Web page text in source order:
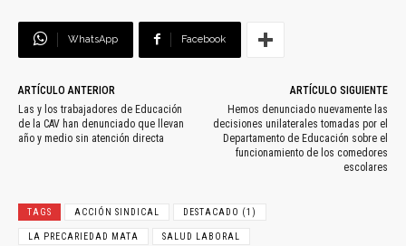
WhatsApp Facebook
ARTÍCULO ANTERIOR
Las y los trabajadores de Educación
de la CAV han denunciado que llevan
año y medio sin atención directa
ARTÍCULO SIGUIENTE
Hemos denunciado nuevamente las
decisiones unilaterales tomadas por el
Departamento de Educación sobre el
funcionamiento de los comedores
escolares
TAGS ACCIÓN SINDICAL DESTACADO (1)
LA PRECARIEDAD MATA SALUD LABORAL